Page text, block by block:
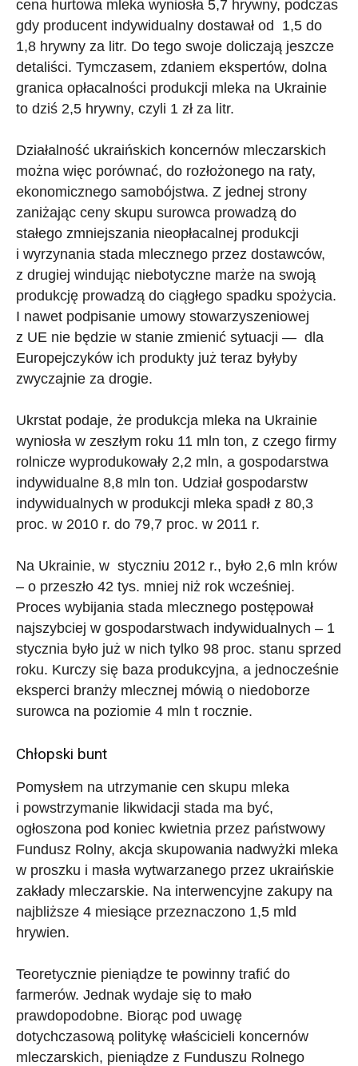
cena hurtowa mleka wyniosła 5,7 hrywny, podczas
gdy producent indywidualny dostawał od 1,5 do
1,8 hrywny za litr. Do tego swoje doliczają jeszcze
detaliści. Tymczasem, zdaniem ekspertów, dolna
granica opłacalności produkcji mleka na Ukrainie
to dziś 2,5 hrywny, czyli 1 zł za litr.
Działalność ukraińskich koncernów mleczarskich
można więc porównać, do rozłożonego na raty,
ekonomicznego samobójstwa. Z jednej strony
zaniżając ceny skupu surowca prowadzą do
stałego zmniejszania nieopłacalnej produkcji
i wyrzynania stada mlecznego przez dostawców,
z drugiej windując niebotyczne marże na swoją
produkcję prowadzą do ciągłego spadku spożycia.
I nawet podpisanie umowy stowarzyszeniowej
z UE nie będzie w stanie zmienić sytuacji — dla
Europejczyków ich produkty już teraz byłyby
zwyczajnie za drogie.
Ukrstat podaje, że produkcja mleka na Ukrainie
wyniosła w zeszłym roku 11 mln ton, z czego firmy
rolnicze wyprodukowały 2,2 mln, a gospodarstwa
indywidualne 8,8 mln ton. Udział gospodarstw
indywidualnych w produkcji mleka spadł z 80,3
proc. w 2010 r. do 79,7 proc. w 2011 r.
Na Ukrainie, w styczniu 2012 r., było 2,6 mln krów
– o przeszło 42 tys. mniej niż rok wcześniej.
Proces wybijania stada mlecznego postępował
najszybciej w gospodarstwach indywidualnych – 1
stycznia było już w nich tylko 98 proc. stanu sprzed
roku. Kurczy się baza produkcyjna, a jednocześnie
eksperci branży mlecznej mówią o niedoborze
surowca na poziomie 4 mln t rocznie.
Chłopski bunt
Pomysłem na utrzymanie cen skupu mleka
i powstrzymanie likwidacji stada ma być,
ogłoszona pod koniec kwietnia przez państwowy
Fundusz Rolny, akcja skupowania nadwyżki mleka
w proszku i masła wytwarzanego przez ukraińskie
zakłady mleczarskie. Na interwencyjne zakupy na
najbliższe 4 miesiące przeznaczono 1,5 mld
hrywien.
Teoretycznie pieniądze te powinny trafić do
farmerów. Jednak wydaje się to mało
prawdopodobne. Biorąc pod uwagę
dotychczasową politykę właścicieli koncernów
mleczarskich, pieniądze z Funduszu Rolnego